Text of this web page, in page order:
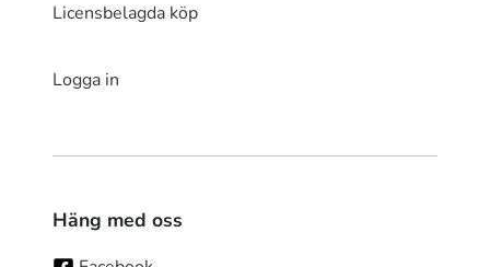
Licensbelagda köp
Logga in
Häng med oss